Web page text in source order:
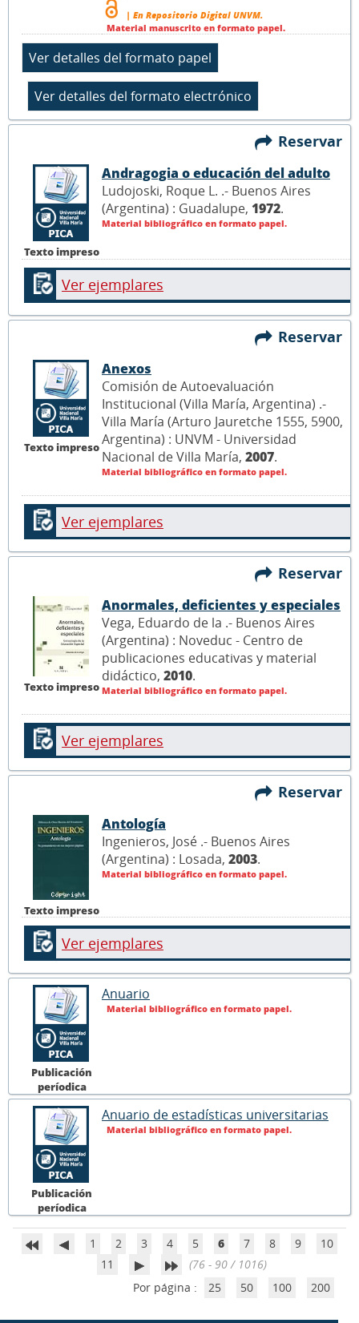
| En Repositorio Digital UNVM.
Material manuscrito en formato papel.
Reservar
Texto impreso
Andragogia o educación del adulto
Ludojoski, Roque L. .- Buenos Aires
(Argentina) : Guadalupe, 1972.
Material bibliográfico en formato papel.
Ver ejemplares
Reservar
Texto impreso
Anexos
Comisión de Autoevaluación
Institucional (Villa María, Argentina) .-
Villa María (Arturo Jauretche 1555, 5900,
Argentina) : UNVM - Universidad
Nacional de Villa María, 2007.
Material bibliográfico en formato papel.
Ver ejemplares
Reservar
Texto impreso
Anormales, deficientes y especiales
Vega, Eduardo de la .- Buenos Aires
(Argentina) : Noveduc - Centro de
publicaciones educativas y material
didáctico, 2010.
Material bibliográfico en formato papel.
Ver ejemplares
Reservar
Texto impreso
Antología
Ingenieros, José .- Buenos Aires
(Argentina) : Losada, 2003.
Material bibliográfico en formato papel.
Ver ejemplares
Publicación
períodica
Anuario
Material bibliográfico en formato papel.
Publicación
períodica
Anuario de estadísticas universitarias
Material bibliográfico en formato papel.
1 2 3 4 5 6 7 8 9
10
11
(76 - 90 / 1016)
Por página :
25 50 100 200